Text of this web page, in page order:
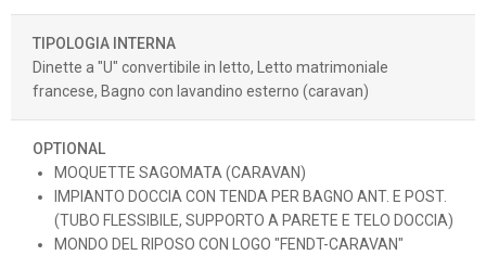
TIPOLOGIA INTERNA
Dinette a "U" convertibile in letto, Letto matrimoniale
francese, Bagno con lavandino esterno (caravan)
OPTIONAL
MOQUETTE SAGOMATA (CARAVAN)
IMPIANTO DOCCIA CON TENDA PER BAGNO ANT. E POST.
(TUBO FLESSIBILE, SUPPORTO A PARETE E TELO DOCCIA)
MONDO DEL RIPOSO CON LOGO "FENDT-CARAVAN"